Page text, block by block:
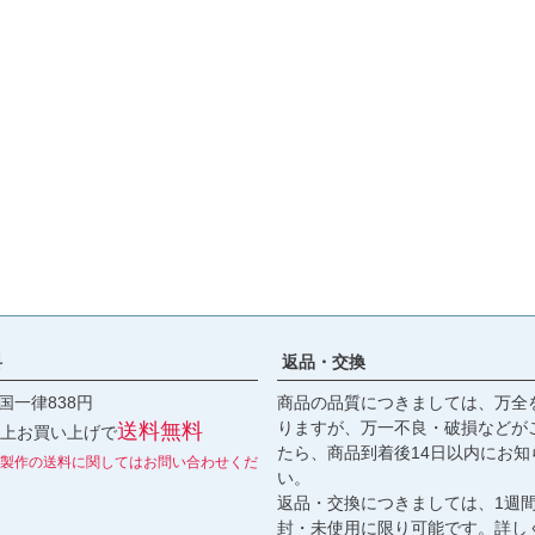
一律838円
お買い上げで送料無料
作の送料に関してはお問い合わせくだ
返品・交換
商品の品質につきましては、万全
りますが、万一不良・破損などが
たら、商品到着後14日以内にお
い。
返品・交換につきましては、1週
封・未使用に限り可能です。詳し